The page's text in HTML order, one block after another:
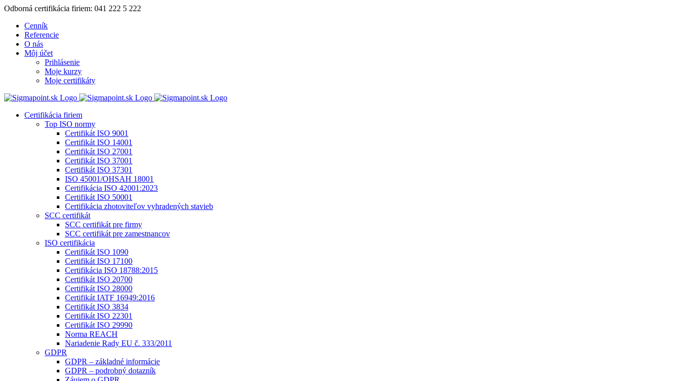
Skip
content
Odborná certifikácia firiem: 041 222 5 222
Cenník
Referencie
O nás
Môj účet
Prihlásenie
Moje kurzy
Moje certifikáty
Certifikácia firiem
Top ISO normy
Certifikát ISO 9001
Certifikát ISO 14001
Certifikát ISO 27001
Certifikát ISO 37001
Certifikát ISO 37301
ISO 45001/OHSAH 18001
Certifikácia ISO 42001:2023
Certifikát ISO 50001
Certifikácia zhotoviteľov vyhradených stavieb
SCC certifikát
SCC certifikát pre firmy
SCC certifikát pre zamestnancov
ISO certifikácia
Certifikát ISO 1090
Certifikát ISO 17100
Certifikácia ISO 18788:2015
Certifikát ISO 20700
Certifikát ISO 28000
Certifikát IATF 16949:2016
Certifikát ISO 3834
Certifikát ISO 22301
Certifikát ISO 29990
Norma REACH
Nariadenie Rady EU č. 333/2011
GDPR
GDPR – základné informácie
GDPR – podrobný dotazník